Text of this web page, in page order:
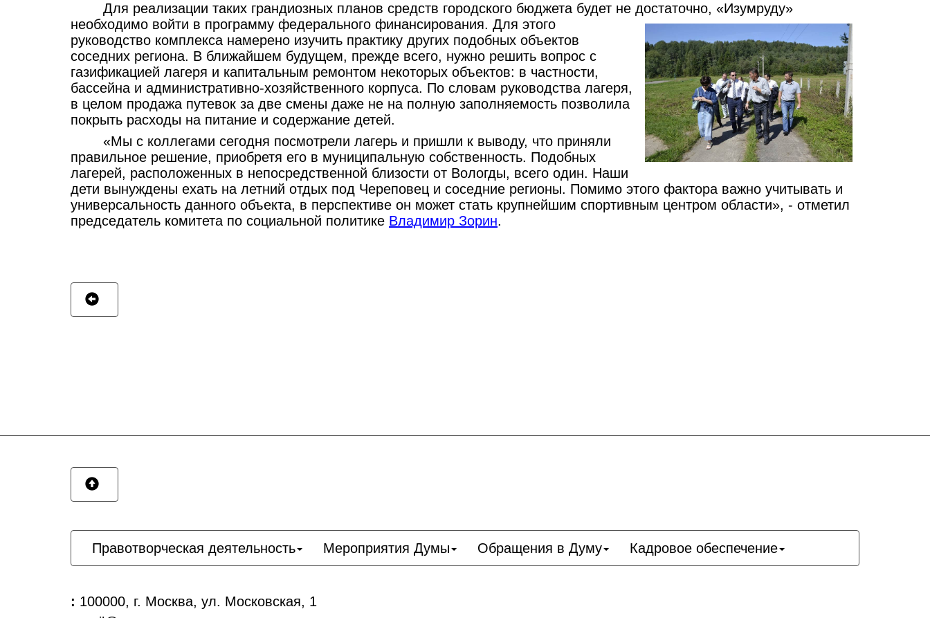
Для реализации таких грандиозных планов средств городского бюджета будет не достаточно, «Изумруду»
необходимо войти в программу федерального финансирования. Для этого
руководство комплекса намерено изучить практику других подобных объектов
соседних региона. В ближайшем будущем, прежде всего, нужно решить вопрос с
газификацией лагеря и капитальным ремонтом некоторых объектов: в частности,
бассейна и административно-хозяйственного корпуса. По словам руководства лагеря,
в целом продажа путевок за две смены даже не на полную заполняемость позволила
покрыть расходы на питание и содержание детей.
«Мы с коллегами сегодня посмотрели лагерь и пришли к выводу, что приняли
правильное решение, приобретя его в муниципальную собственность. Подобных
лагерей, расположенных в непосредственной близости от Вологды, всего один. Наши
дети вынуждены ехать на летний отдых под Череповец и соседние регионы. Помимо этого фактора важно учитывать и
универсальность данного объекта, в перспективе он может стать крупнейшим спортивным центром области», - отметил
председатель комитета по социальной политике Владимир Зорин.
Правотворческая деятельность Мероприятия Думы Обращения в Думу Кадровое обеспечение
: 100000, г. Москва, ул. Московская, 1